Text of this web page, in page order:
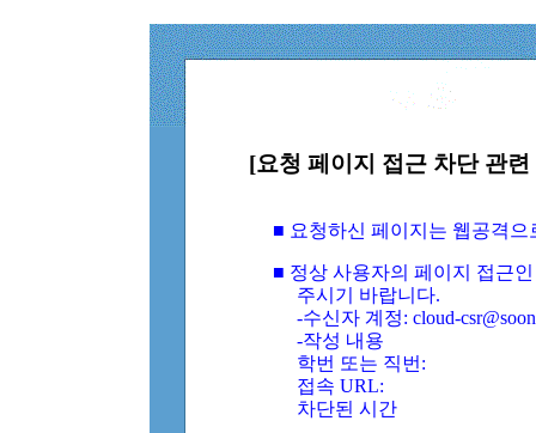
[요청 페이지 접근 차단 관
■ 요청하신 페이지는 웹공격
■ 정상 사용자의 페이지 접근
주시기 바랍니다.
-수신자 계정: cloud-
-작성 내용
학번 또는 직번:
접속 URL:
차단된 시간